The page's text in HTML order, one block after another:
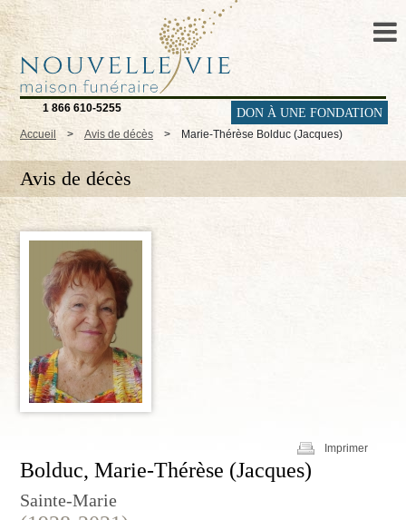
1 866 610-5255 DON À UNE FONDATION
Accueil > Avis de décès > Marie-Thérèse Bolduc (Jacques)
Avis de décès
Imprimer
Bolduc, Marie-Thérèse (Jacques)
Sainte-Marie